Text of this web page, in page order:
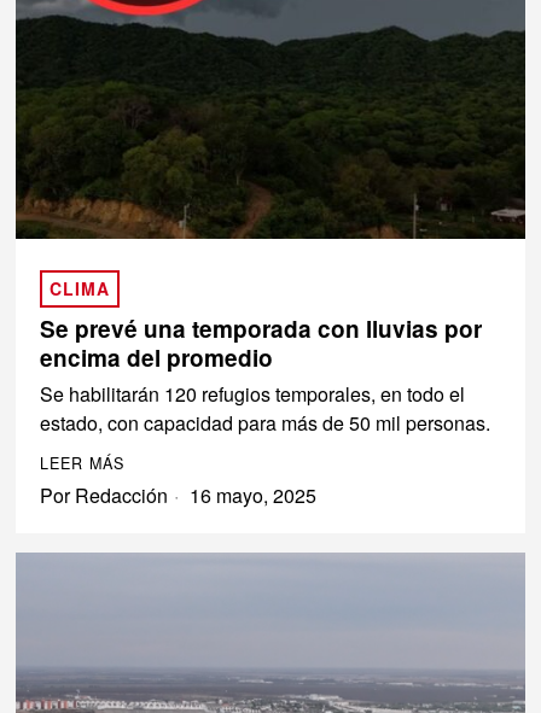
CLIMA
Se prevé una temporada con lluvias por
encima del promedio
Se habilitarán 120 refugios temporales, en todo el
estado, con capacidad para más de 50 mil personas.
LEER MÁS
PorRedacción 16 mayo, 2025